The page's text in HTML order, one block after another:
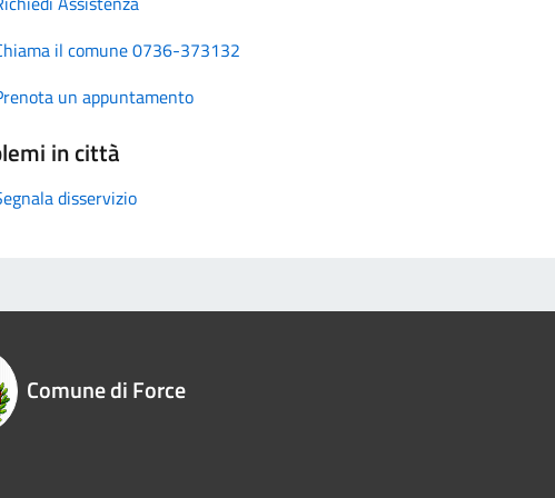
il comune 0736-373132
un appuntamento
in città
disservizio
Comune di Force